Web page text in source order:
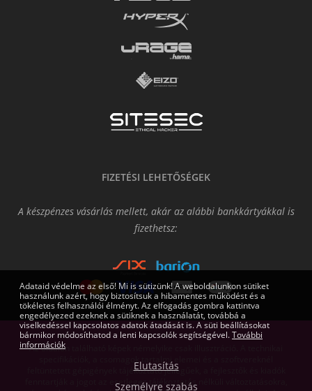
FIZETÉSI LEHETŐSÉGEK
A készpénzes vásárlás mellett, akár az alábbi bankkártyákkal is
fizethetsz:
Az oldalon található képek némelyike csak illusztráció. A technikai
specifikációk, a csomagok tartalmi elemei és a szoftvereknél
feltüntetett gépigények tájékoztató jellegűek, a fejlesztők és kiadók
fenntartják a jogot az esetleges tájékoztatás nélküli változtatásokra,
Adataid védelme az első! Mi is sütizünk! A weboldalunkon sütiket
használunk azért, hogy biztosítsuk a hibamentes működést és a
tökéletes felhasználói élményt. Az elfogadás gombra kattintva
engedélyezed ezeknek a sütiknek a használatát, továbbá a
viselkedéssel kapcsolatos adatok átadását is. A süti beállításokat
bármikor módosíthatod a lenti kapcsolók segítségével.További
információk
Elutasítás
Személyre szabás